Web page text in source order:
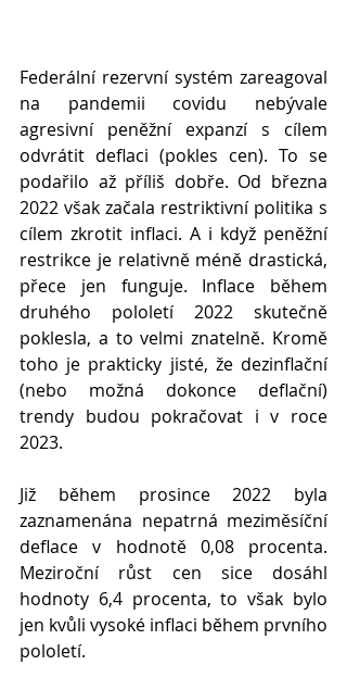
Federální rezervní systém zareagoval
na pandemii covidu nebývale
agresivní peněžní expanzí s cílem
odvrátit deflaci (pokles cen). To se
podařilo až příliš dobře. Od března
2022 však začala restriktivní politika s
cílem zkrotit inflaci. A i když peněžní
restrikce je relativně méně drastická,
přece jen funguje. Inflace během
druhého pololetí 2022 skutečně
poklesla, a to velmi znatelně. Kromě
toho je prakticky jisté, že dezinflační
(nebo možná dokonce deflační)
trendy budou pokračovat i v roce
2023.
Již během prosince 2022 byla
zaznamenána nepatrná meziměsíční
deflace v hodnotě 0,08 procenta.
Meziroční růst cen sice dosáhl
hodnoty 6,4 procenta, to však bylo
jen kvůli vysoké inflaci během prvního
pololetí.